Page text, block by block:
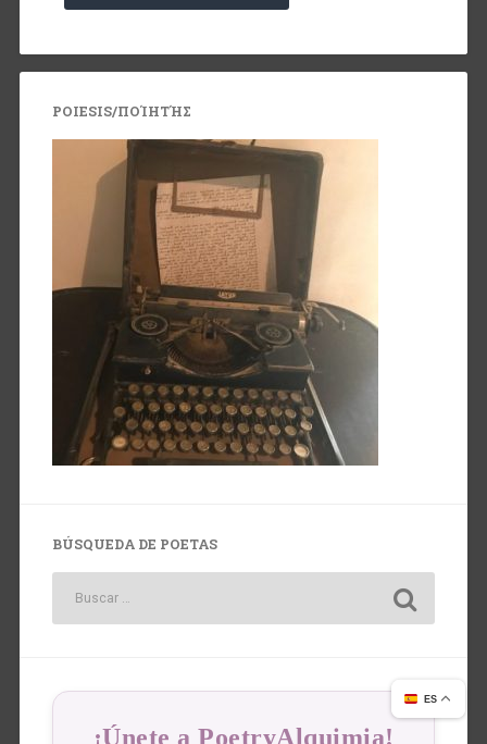
POIESIS/ΠΟΊΗΤΉΣ
BÚSQUEDA DE POETAS
¡Únete a PoetryAlquimia!
ES